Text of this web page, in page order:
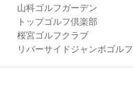
山科ゴルフガーデン
トップゴルフ倶楽部
桜宮ゴルフクラブ
リバーサイドジャンボゴルフ